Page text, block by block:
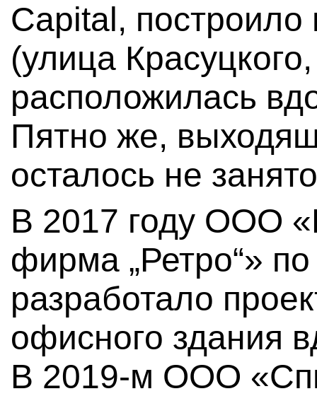
Capital,
(улица
расположилась
Пятно же,
осталось не
В 2017 году ООО
фирма „Ретро“»
разработало
офисного здания
В 2019-м ООО